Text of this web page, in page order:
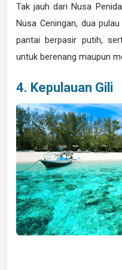
Tak jauh dari Nusa
Nusa Ceningan, dua
pantai berpasir putih,
untuk berenang maupun
4. Kepulauan Gili